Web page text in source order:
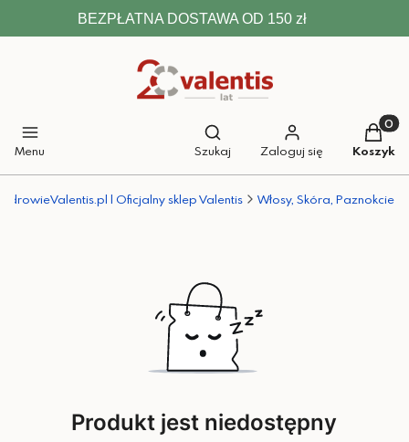
BEZPŁATNA DOSTAWA OD 150 zł
Menu
Otwórz wyszukiwarkę
Szukaj Zaloguj się Koszyk
ZdrowieValentis.pl | Oficjalny sklep Valentis Włosy, Skóra, Paznokcie
Produkt jest niedostępny